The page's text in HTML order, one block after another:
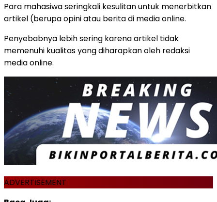
Para mahasiwa seringkali kesulitan untuk menerbitkan
artikel (berupa opini atau berita di media online.
Penyebabnya lebih sering karena artikel tidak
memenuhi kualitas yang diharapkan oleh redaksi
media online.
ADVERTISEMENT